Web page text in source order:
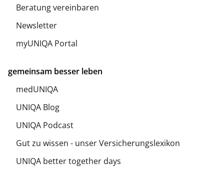
Beratung vereinbaren
Newsletter
myUNIQA Portal
gemeinsam besser leben
medUNIQA
UNIQA Blog
UNIQA Podcast
Gut zu wissen - unser Versicherungslexikon
UNIQA better together days